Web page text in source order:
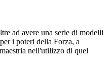
ad avere una serie di modelli
i poteri della Forza, a
nell'utilizzo di quel